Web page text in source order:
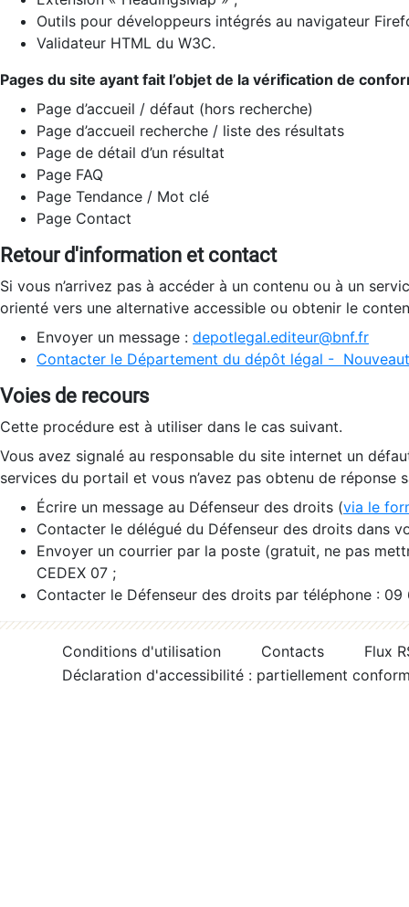
Outils pour développeurs intégrés au navigateur
Validateur HTML du W3C.
Pages du site ayant fait l’objet de la vérification de
Page d’accueil / défaut (hors recherche)
Page d’accueil recherche / liste des résultats
Page de détail d’un résultat
Page FAQ
Page Tendance / Mot clé
Page Contact
Retour d'information et contact
Si vous n’arrivez pas à accéder à un contenu ou à un
orienté vers une alternative accessible ou obtenir le
Envoyer un message : depotlegal.editeur@bnf.fr
Contacter le Département du dépôt légal -
Voies de recours
Cette procédure est à utiliser dans le cas suivant.
Vous avez signalé au responsable du site internet un
services du portail et vous n’avez pas obtenu de réponse
Écrire un message au Défenseur des droits (via le
Contacter le délégué du Défenseur des droits dans
Envoyer un courrier par la poste (gratuit, ne pas
CEDEX 07 ;
Contacter le Défenseur des droits par téléphone :
Conditions d'utilisation Contacts
Flux
Déclaration d'accessibilité : partiellement